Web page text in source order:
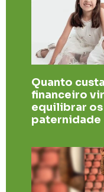
Quanto
financeiro
equilibrar os
paternidade